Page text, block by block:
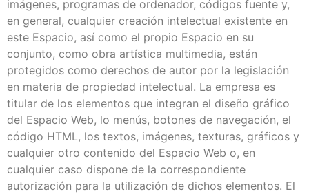
imágenes, programas de ordenador, códigos fuente y,
en general, cualquier creación intelectual existente en
este Espacio, así como el propio Espacio en su
conjunto, como obra artística multimedia, están
protegidos como derechos de autor por la legislación
en materia de propiedad intelectual. La empresa es
titular de los elementos que integran el diseño gráfico
del Espacio Web, lo menús, botones de navegación, el
código HTML, los textos, imágenes, texturas, gráficos y
cualquier otro contenido del Espacio Web o, en
cualquier caso dispone de la correspondiente
autorización para la utilización de dichos elementos. El